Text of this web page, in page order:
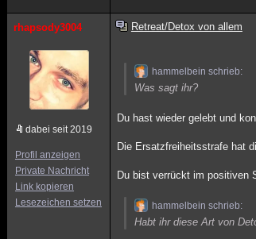
rhapsody3004
dabei seit 2019
Profil anzeigen
Private Nachricht
Link kopieren
Lesezeichen setzen
Retreat/Detox von allem
hammelbein schrieb:
Was sagt ihr?
Du hast wieder gelebt und
Die Ersatzfreiheitsstrafe hat
Du bist verrückt im positiven
hammelbein schrieb:
Habt ihr diese Art von